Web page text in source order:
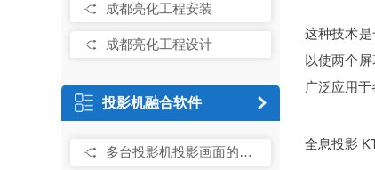
成都亮化工程安装
成都亮化工程设计
投影机融合软件
多台投影机投影画面的拼接和融合，你都用什么样的操作实现的？
这种技术
以使两个
广泛应用
全息投影